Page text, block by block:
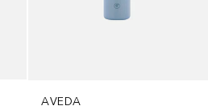
AVEDA